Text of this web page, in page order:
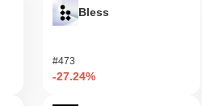
Bless
#473
-27.24%